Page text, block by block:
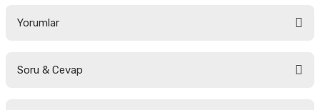
Yorumlar
Soru & Cevap